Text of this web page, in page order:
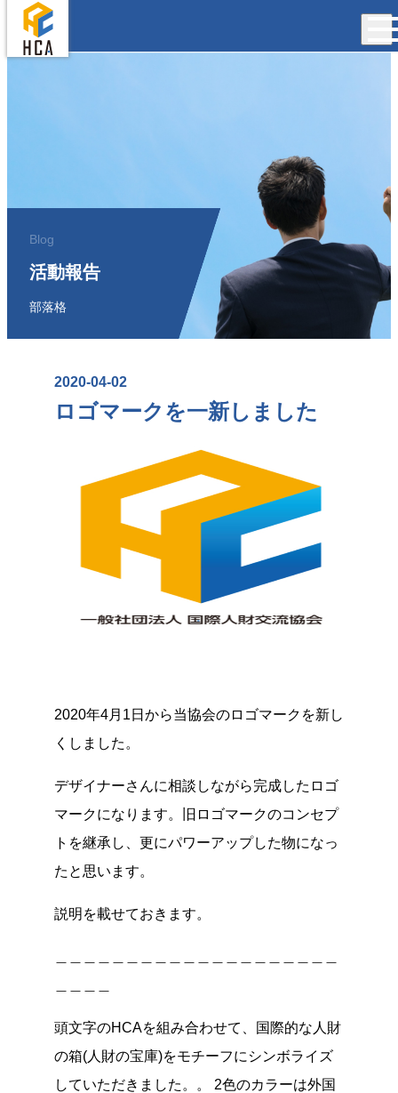
Blog
活動報告
部落格
2020-04-02
ロゴマークを一新しました
2020年4月1日から当協会のロゴマークを新し
くしました。
デザイナーさんに相談しながら完成したロゴ
マークになります。旧ロゴマークのコンセプ
トを継承し、更にパワーアップした物になっ
たと思います。
説明を載せておきます。
頭文字のHCAを組み合わせて、国際的な人財
の箱(人財の宝庫)をモチーフにシンボライズ
していただきました。。 2色のカラーは外国